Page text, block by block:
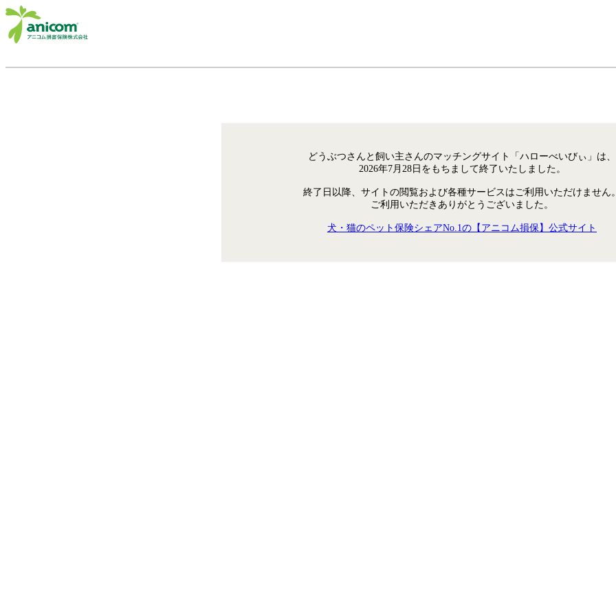
どうぶつさんと飼い主さんのマッチングサイト「ハローべいびぃ」は、
2026年7月28日をもちまして終了いたしました。
終了日以降、サイトの閲覧および各種サービスはご利用いただけません
ご利用いただきありがとうございました。
犬・猫のペット保険シェアNo.1の【アニコム損保】公式サイト